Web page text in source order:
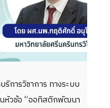
การวิชาการ ทางระบบ
หัวข้อ “ออทิสติกพัฒนา